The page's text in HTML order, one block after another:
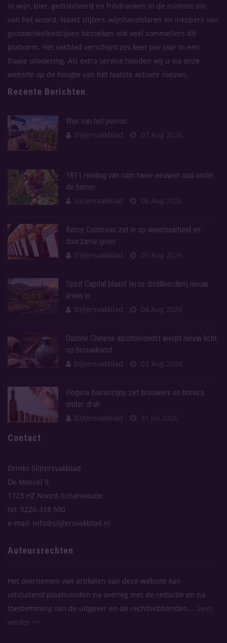
in wijn, bier, gedistilleerd en frisdranken in de ruimste zin
van het woord. Naast slijters, wijnhandelaren en inkopers van
grootwinkelbedrijven bezoeken ook veel sommeliers dit
platvorm. Het vakblad verschijnt zes keer per jaar in een
fraaie uitvoering. Als extra service houden wij u via onze
website op de hoogte van het laatste actuele nieuws.
Recente Berichten
Wijn van het perron
Slijtersvakblad
07 Aug 2026
1811 riesling van ruim twee eeuwen oud onder
de hamer
Slijtersvakblad
06 Aug 2026
Rémy Cointreau zet in op weerbaarheid en
duurzame groei
Slijtersvakblad
05 Aug 2026
Spirit Capital blaast Ierse distilleerderij nieuw
leven in
Slijtersvakblad
04 Aug 2026
Oudste Chinese alcoholvondst werpt nieuw licht
op brouwkunst
Slijtersvakblad
03 Aug 2026
Hogere bieraccijns zet brouwers en horeca
onder druk
Slijtersvakblad
31 Jul 2026
Contact
Drinks Slijtersvakblad
De Mossel 9
1723 HZ Noord-Scharwoude
tel: 0226-318 500
e-mail: info@slijtersvakblad.nl
Auteursrechten
Het overnemen van artikelen van deze website kan
uitsluitend plaatsvinden na overleg met de redactie en na
toestemming van de uitgever en de rechthebbenden....
Lees
verder >>